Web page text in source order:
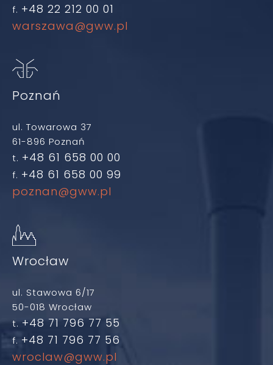
f. +48 22 212 00 01
warszawa@gww.pl
Poznań
ul. Towarowa 37
61-896 Poznań
t. +48 61 658 00 00
f. +48 61 658 00 99
poznan@gww.pl
Wrocław
ul. Stawowa 6/17
50-018 Wrocław
t. +48 71 796 77 55
f. +48 71 796 77 56
wroclaw@gww.pl